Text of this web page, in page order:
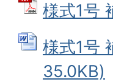
様式1号
様式1号
35.0KB)